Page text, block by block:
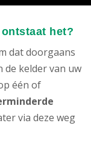
het?
dat doorgaans
kelder van uw
één of
via deze weg